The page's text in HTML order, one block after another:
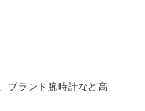
ブランド腕時計など高